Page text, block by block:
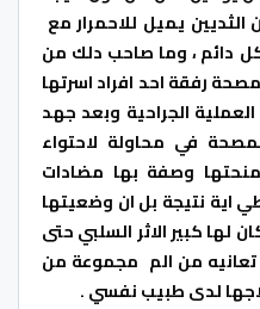
يميل للاحمرار مع
دائم ، وما صاحب دلك من
رفقة احد افراد اسرتها
الجراحية وبعد جهد
في محاولة لاحتواء
وصفة بها مضادات
اية نتيجة بل ان وضعيتها
كبير الاثر السلبي حتى
تعانيه من الم مجموعة من
لدى طبيب نفسي .